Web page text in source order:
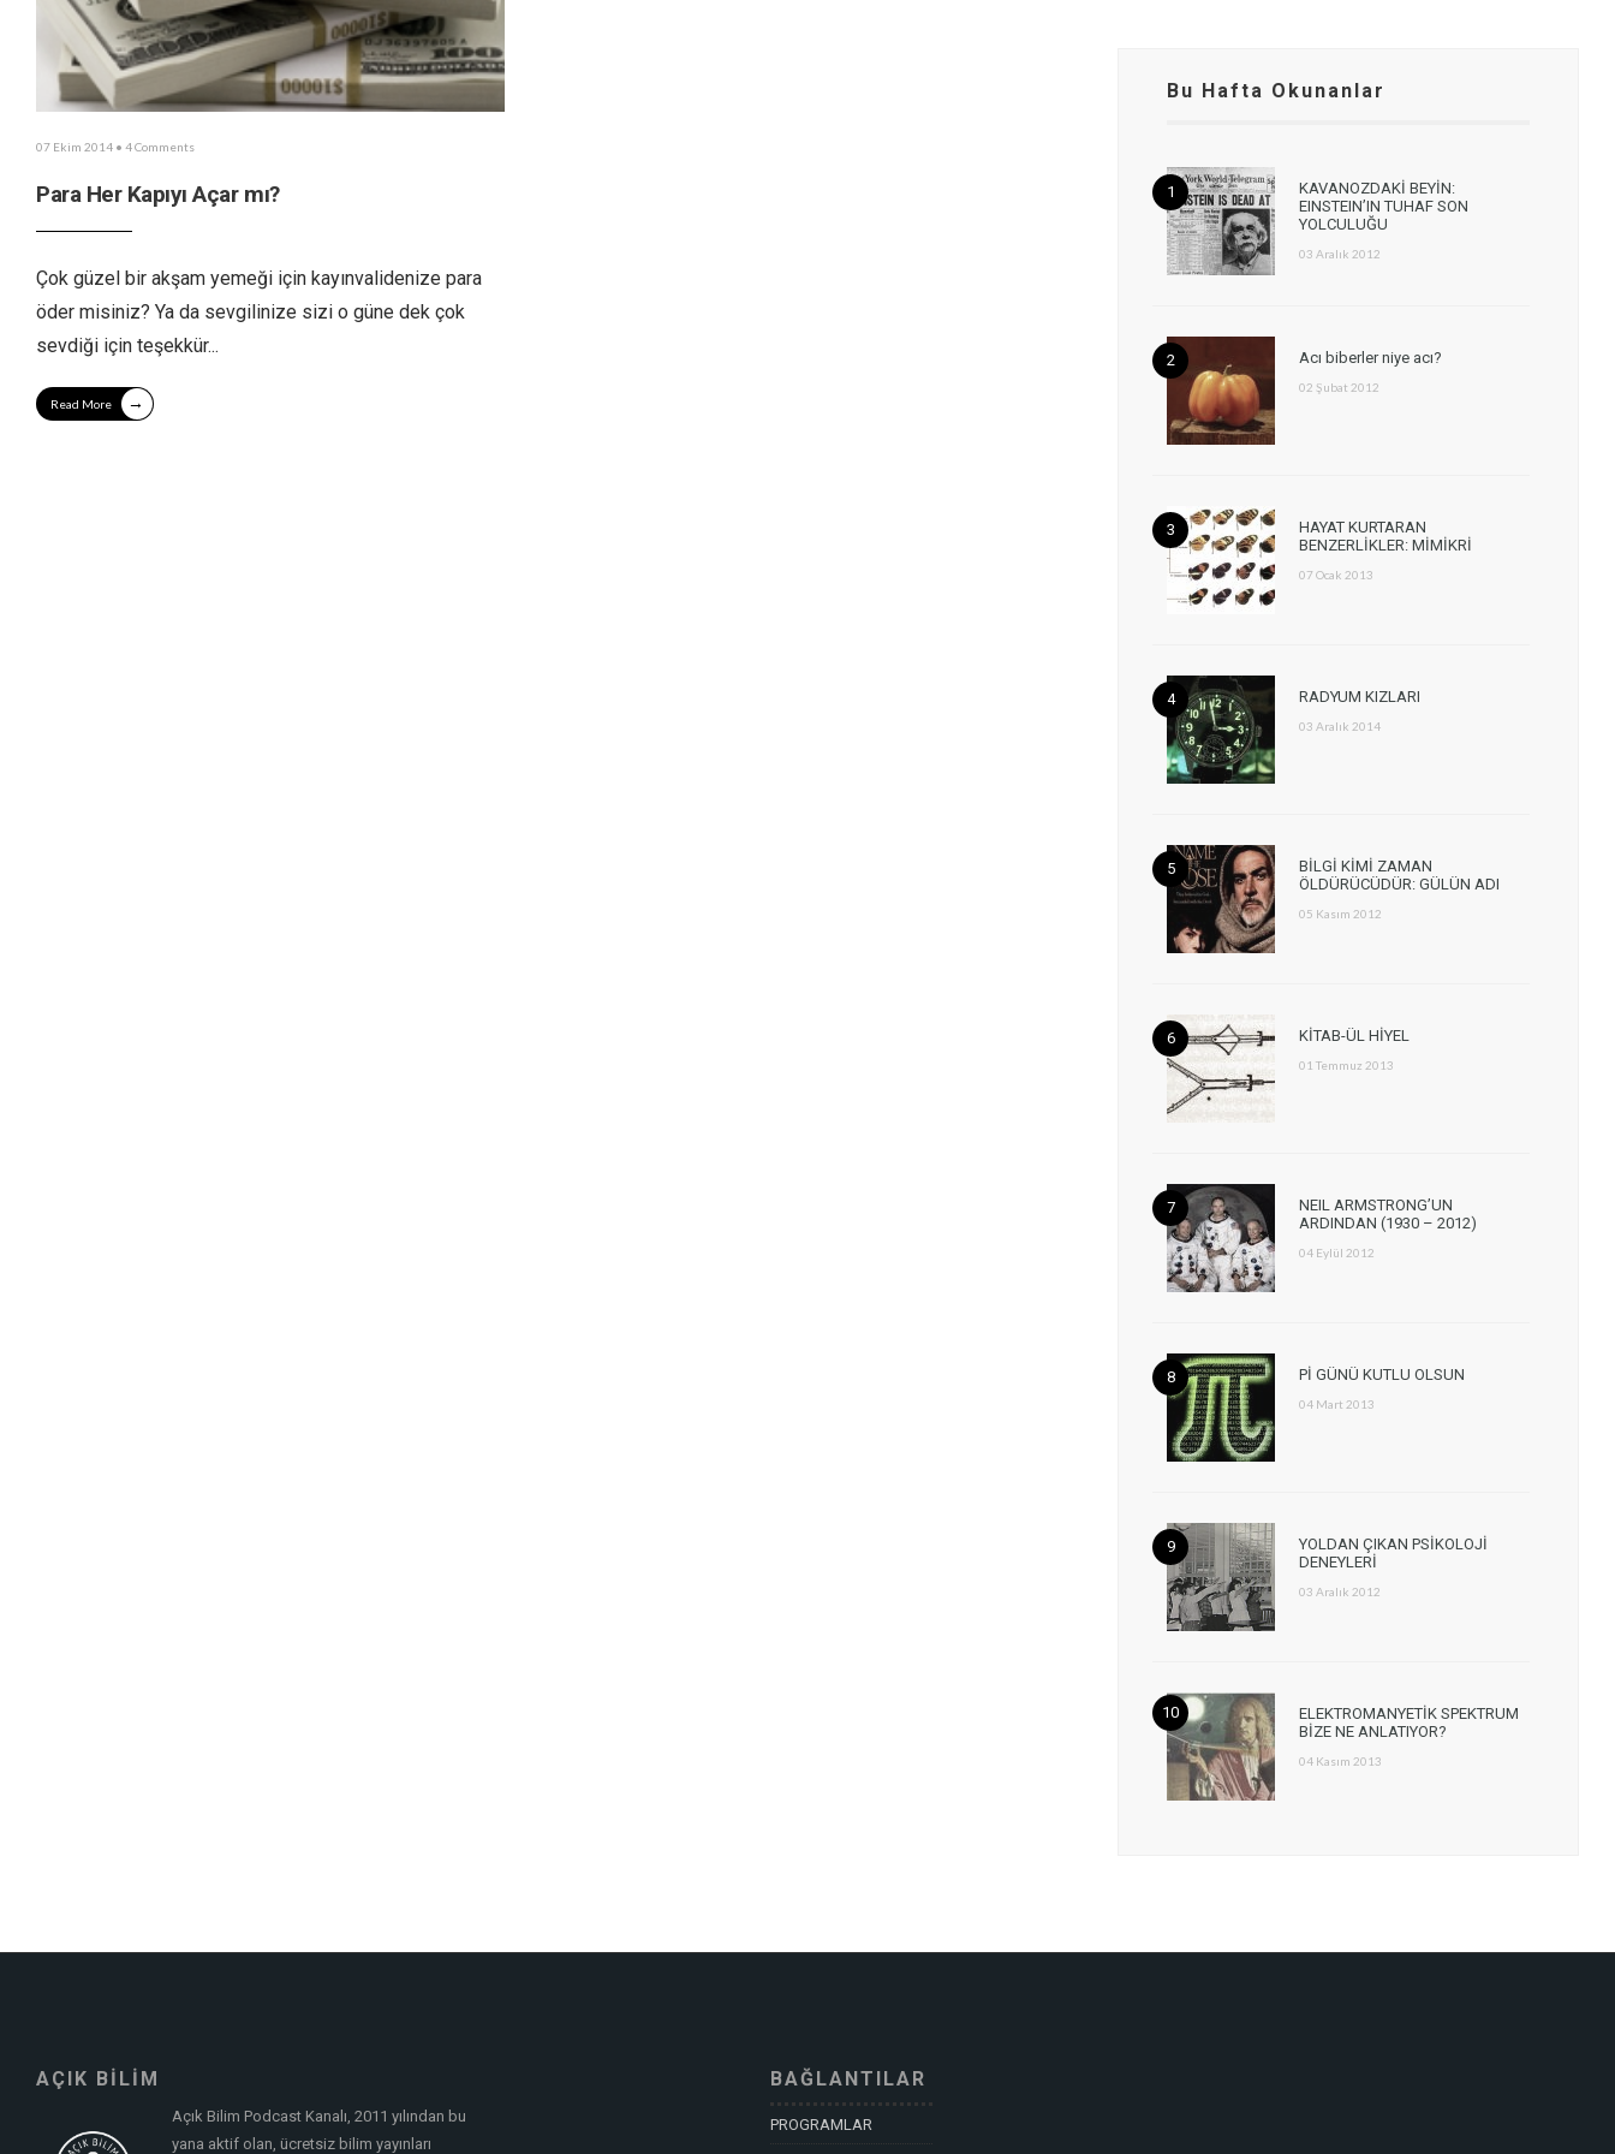
07 Ekim 2014 • 4 Comments
Para Her Kapıyı Açar mı?
Çok güzel bir akşam yemeği için kayınvalidenize para
öder misiniz? Ya da sevgilinize sizi o güne dek çok
sevdiği için teşekkür...
Read More →
Bu Hafta Okunanlar
KAVANOZDAKİ BEYİN:
EINSTEIN’IN TUHAF SON
YOLCULUĞU
03 Aralık 2012
Acı biberler niye acı?
02 Şubat 2012
HAYAT KURTARAN
BENZERLİKLER: MİMİKRİ
07 Ocak 2013
RADYUM KIZLARI
03 Aralık 2014
BİLGİ KİMİ ZAMAN
ÖLDÜRÜCÜDÜR: GÜLÜN ADI
05 Kasım 2012
KİTAB-ÜL HİYEL
01 Temmuz 2013
NEIL ARMSTRONG’UN
ARDINDAN (1930 – 2012)
04 Eylül 2012
Pİ GÜNÜ KUTLU OLSUN
04 Mart 2013
YOLDAN ÇIKAN PSİKOLOJİ
DENEYLERİ
03 Aralık 2012
ELEKTROMANYETİK SPEKTRUM
BİZE NE ANLATIYOR?
04 Kasım 2013
AÇIK BİLİM
Açık Bilim Podcast Kanalı, 2011 yılından bu
yana aktif olan, ücretsiz bilim yayınları
BAĞLANTILAR
PROGRAMLAR